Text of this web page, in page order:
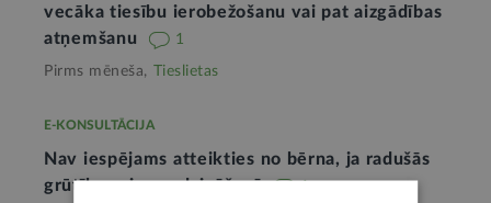
vecāka tiesību ierobežošanu vai pat aizgādības
atņemšanu
1
Pirms mēneša, Tieslietas
E-KONSULTĀCIJA
Nav iespējams atteikties no bērna, ja radušās
grūtības viņa audzināšanā